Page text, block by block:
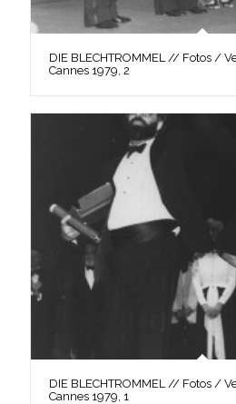
DIE BLECHTROMMEL // Fotos /
Cannes 1979, 2
DIE BLECHTROMMEL // Fotos /
Cannes 1979, 1